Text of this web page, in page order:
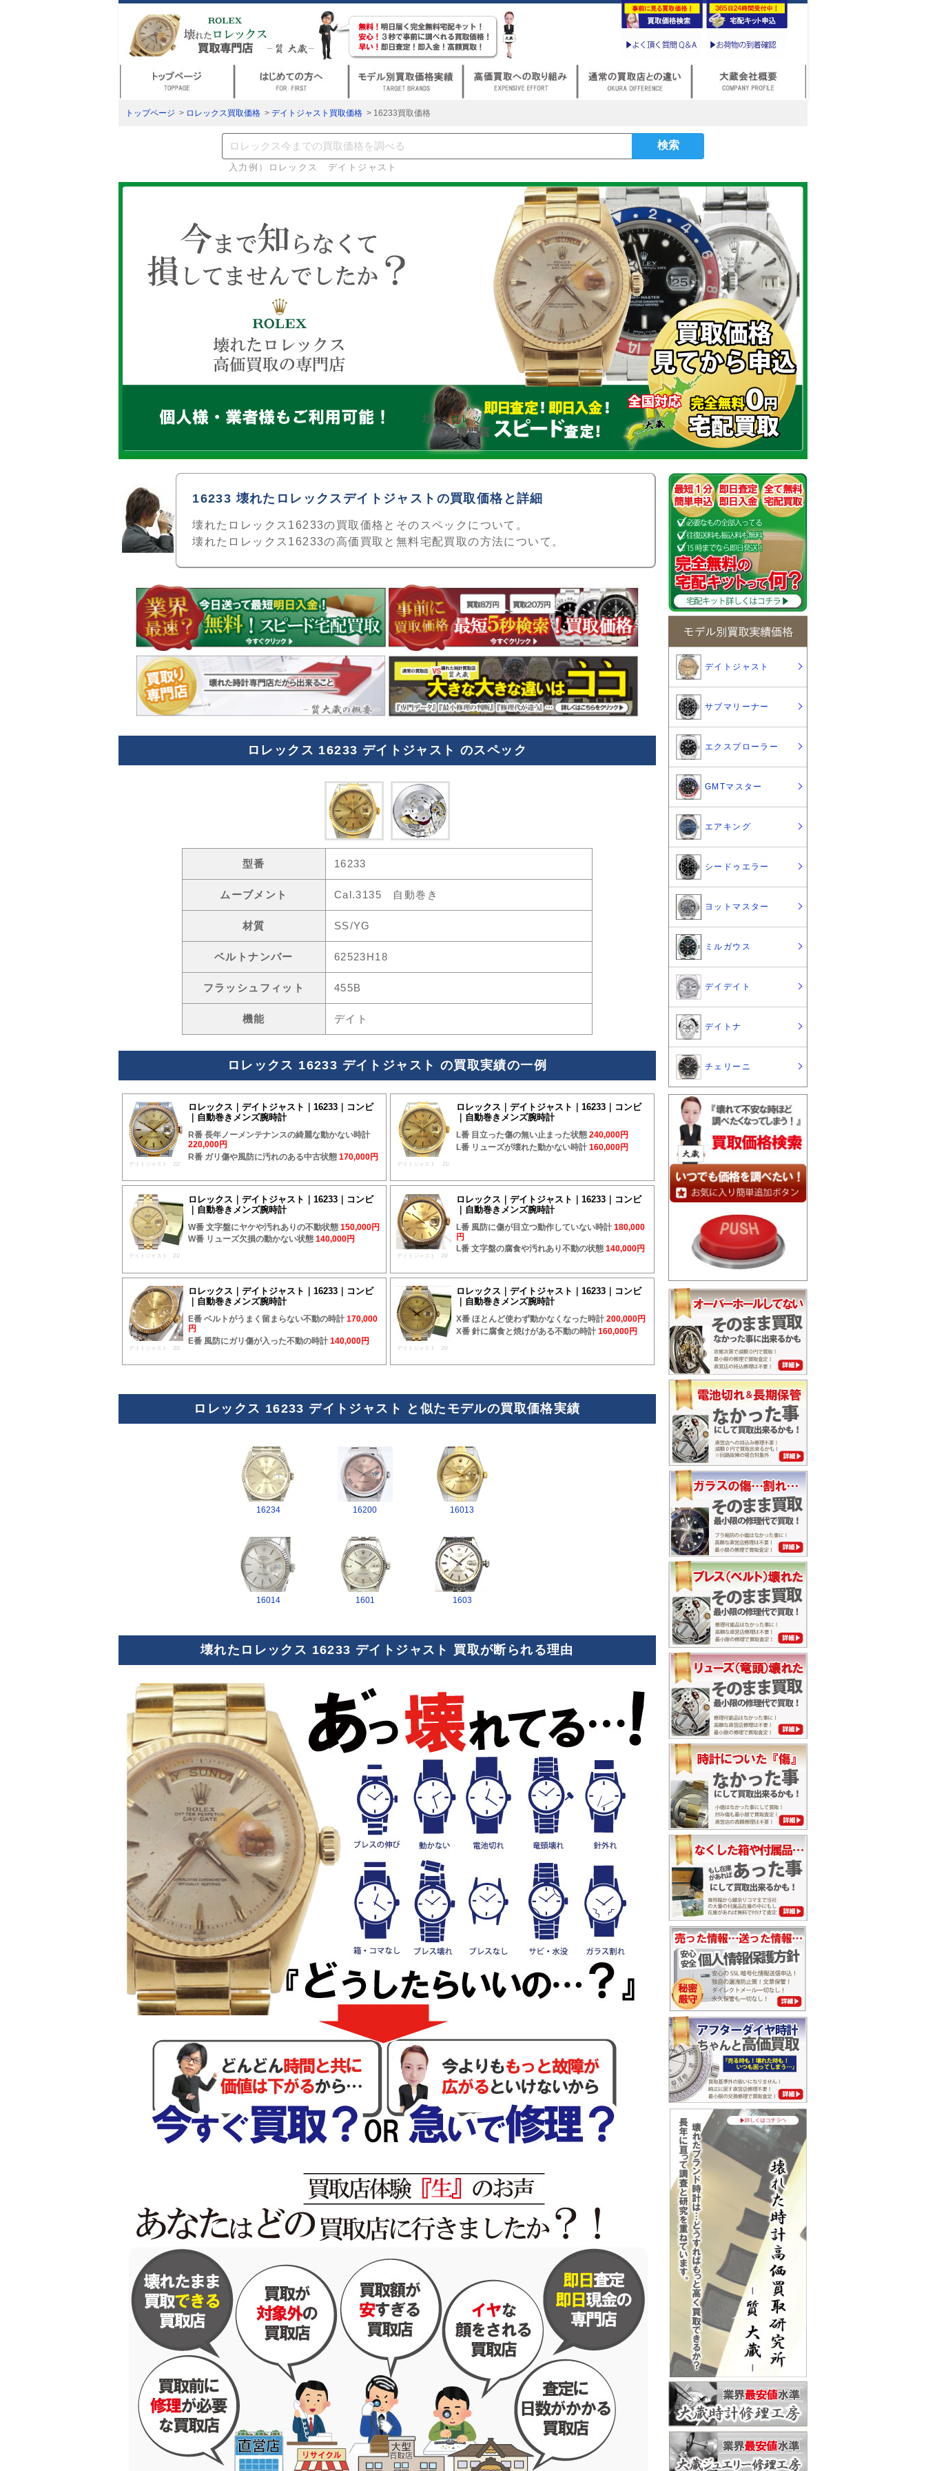
トップページ > ロレックス買取価格 > デイトジャスト買取価格 > 16233買取価格
入力例）ロレックス デイトジャスト
16233 壊れたロレックスデイトジャストの買取価格と詳細
壊れたロレックス16233の買取価格とそのスペックについて。
壊れたロレックス16233の高価買取と無料宅配買取の方法について。
ロレックス 16233 デイトジャスト のスペック
型番 16233
ムーブメント Cal.3135 自動巻き
材質 SS/YG
ベルトナンバー 62523H18
フラッシュフィット 455B
機能 デイト
ロレックス 16233 デイトジャスト の買取実績の一例
デイトジャスト 22/
ロレックス｜デイトジャスト｜16233｜コンビ
｜自動巻きメンズ腕時計
R番 長年ノーメンテナンスの綺麗な動かない時計
220,000円
R番 ガリ傷や風防に汚れのある中古状態170,000円
デイトジャスト 21/
ロレックス｜デイトジャスト｜16233｜コンビ
｜自動巻きメンズ腕時計
L番 目立った傷の無い止まった状態240,000円
L番 リューズが壊れた動かない時計160,000円
デイトジャスト 21/
ロレックス｜デイトジャスト｜16233｜コンビ
｜自動巻きメンズ腕時計
W番 文字盤にヤケや汚れありの不動状態150,000円
W番 リューズ欠損の動かない状態140,000円
デイトジャスト 20/
ロレックス｜デイトジャスト｜16233｜コンビ
｜自動巻きメンズ腕時計
L番 風防に傷が目立つ動作していない時計180,000
円
L番 文字盤の腐食や汚れあり不動の状態140,000円
デイトジャスト 20/
ロレックス｜デイトジャスト｜16233｜コンビ
｜自動巻きメンズ腕時計
E番 ベルトがうまく留まらない不動の時計170,000
円
E番 風防にガリ傷が入った不動の時計140,000円
デイトジャスト 20/
ロレックス｜デイトジャスト｜16233｜コンビ
｜自動巻きメンズ腕時計
X番 ほとんど使わず動かなくなった時計200,000円
X番 針に腐食と焼けがある不動の時計160,000円
ロレックス 16233 デイトジャスト と似たモデルの買取価格実績
16234 16200 16013
16014 1601 1603
壊れたロレックス 16233 デイトジャスト 買取が断られる理由
デイトジャスト
サブマリーナー
エクスプローラー
GMTマスター
エアキング
シードゥエラー
ヨットマスター
ミルガウス
デイデイト
デイトナ
チェリーニ